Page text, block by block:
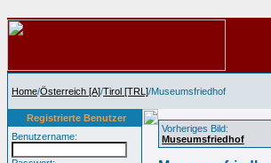
Home/Österreich [A]/Tirol [TRL]/Museumsfriedhof
Registrierte Benutzer
Benutzername:
Vorheriges Bild:
Museumsfriedhof